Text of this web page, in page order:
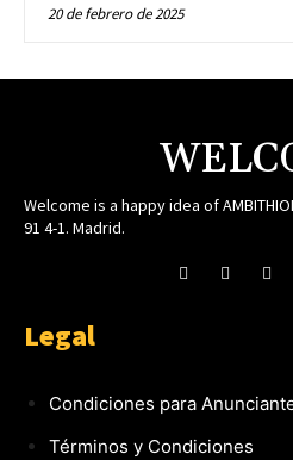
20 de febrero de 2025
Welcome is a happy idea of
91 4-1. Madrid.
Legal
Condiciones para
Términos y Condiciones